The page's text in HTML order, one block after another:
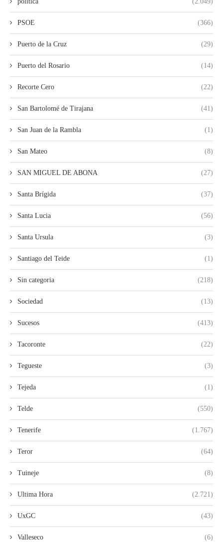
PSOE (366)
Puerto de la Cruz (29)
Puerto del Rosario (14)
Recorte Cero (22)
San Bartolomé de Tirajana (41)
San Juan de la Rambla (1)
San Mateo (8)
SAN MIGUEL DE ABONA (27)
Santa Brígida (37)
Santa Lucia (56)
Santa Ursula (3)
Santiago del Teide (1)
Sin categoria (218)
Sociedad (13)
Sucesos (413)
Tacoronte (22)
Tegueste (3)
Tejeda (1)
Telde (550)
Tenerife (1.767)
Teror (64)
Tuineje (8)
Ultima Hora (2.721)
UxGC (43)
Valleseco (6)